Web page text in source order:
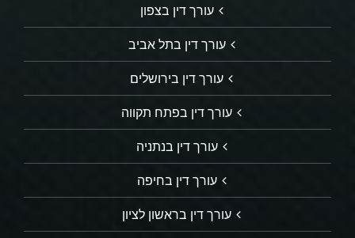
עורך דין בצפון
עורך דין בתל אביב
עורך דין בירושלים
עורך דין בפתח תקווה
עורך דין בנתניה
עורך דין בחיפה
עורך דין בראשון לציון